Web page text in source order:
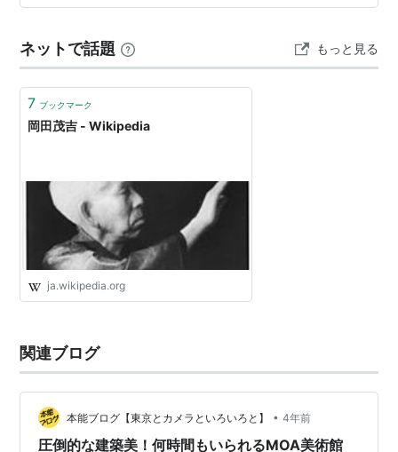
り保存したり、穀物の保存なんかにも使われていたよう
は手のひらサイズの壺。儀式用なのか？一輪挿しなの
か？ 猿投窯の製品（さなげよう）平…
ネットで話題 もっと見る
7 ブックマーク
岡田茂吉 - Wikipedia
ja.wikipedia.org
関連ブログ
本能ブログ【東京とカメラといろいろと】 • 4年前
圧倒的な建築美！何時間もいられるMOA美術館